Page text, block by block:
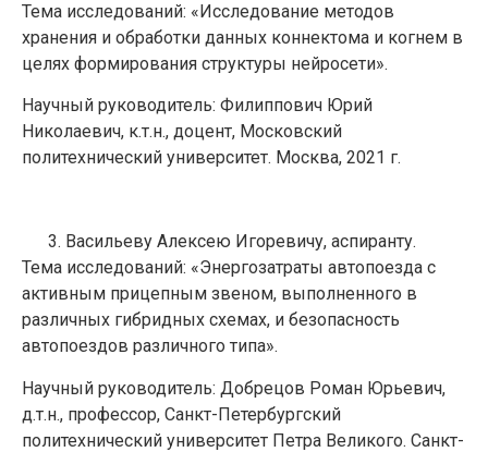
Тема исследований: «Исследование методов
хранения и обработки данных коннектома и когнем в
целях формирования структуры нейросети».
Научный руководитель: Филиппович Юрий
Николаевич, к.т.н., доцент, Московский
политехнический университет. Москва, 2021 г.
Васильеву Алексею Игоревичу, аспиранту.
Тема исследований: «Энергозатраты автопоезда с
активным прицепным звеном, выполненного в
различных гибридных схемах, и безопасность
автопоездов различного типа».
Научный руководитель: Добрецов Роман Юрьевич,
д.т.н., профессор, Санкт-Петербургский
политехнический университет Петра Великого. Санкт-